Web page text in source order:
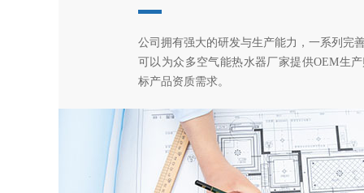
公司拥有强大的研发与生产能力，一系列完
可以为众多空气能热水器厂家提供OEM生
标产品资质需求。